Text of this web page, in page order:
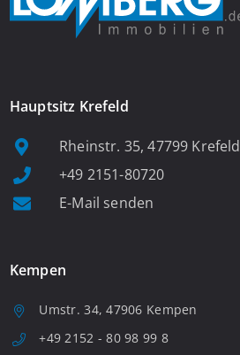
Hauptsitz Krefeld
Rheinstr. 35, 47799 Krefeld
+49 2151-80720
E-Mail senden
Kempen
Umstr. 34, 47906 Kempen
+49 2152 - 80 98 99 8